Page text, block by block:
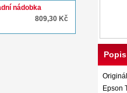
nádobka
809,30 Kč
Epson